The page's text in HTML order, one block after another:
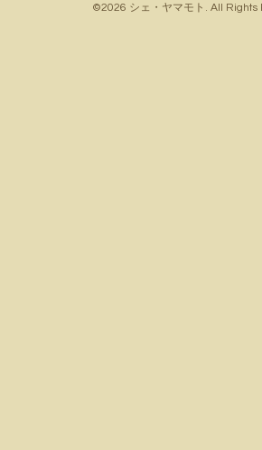
©2026 シェ・ヤマモト . All Rights